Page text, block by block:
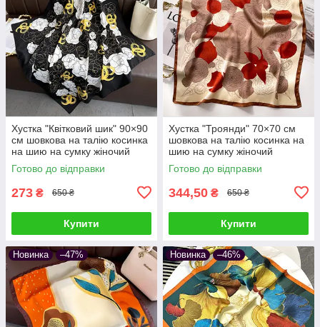
Хустка "Квітковий шик" 90×90
см шовкова на талію косинка
на шию на сумку жіночий
атласний з квітковим принтом
шовк-армані
Готово до відправки
273 ₴ 650 ₴
Купити
Хустка "Троянди" 70×70 см
шовкова на талію косинка на
шию на сумку жіночий
атласний шаль з принтом
шовк-армані
Готово до відправки
344,50 ₴ 650 ₴
Купити
Новинка –47% Новинка –46%